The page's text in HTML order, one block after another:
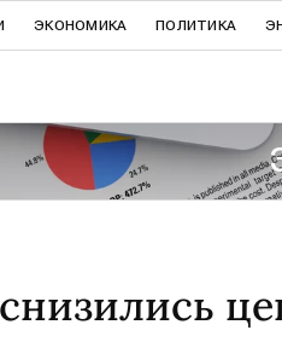
ЭКОНОМИКА ПОЛИТИКА